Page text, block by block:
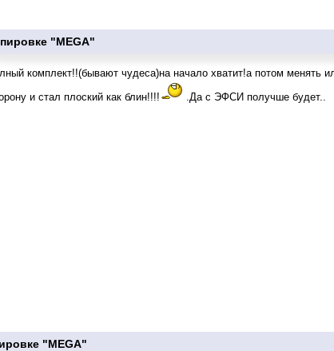
"MEGA"
комплект!!(бывают чудеса)на начало хватит!а потом менять
и стал плоский как блин!!!!
.Да с ЭФСИ получше будет..
"MEGA"